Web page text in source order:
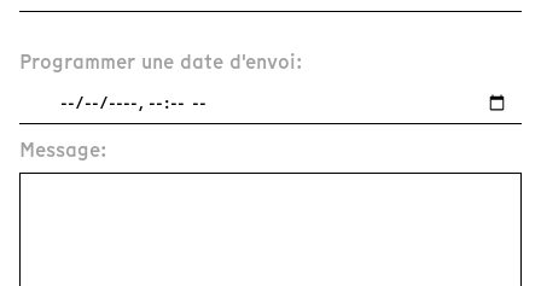
Programmer une date d'envoi:
Message: